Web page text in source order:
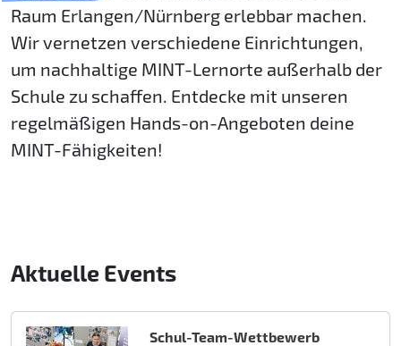
Raum Erlangen/Nürnberg erlebbar machen.
Wir vernetzen verschiedene Einrichtungen,
um nachhaltige MINT-Lernorte außerhalb der
Schule zu schaffen. Entdecke mit unseren
regelmäßigen Hands-on-Angeboten deine
MINT-Fähigkeiten!
Aktuelle Events
Schul-Team-Wettbewerb